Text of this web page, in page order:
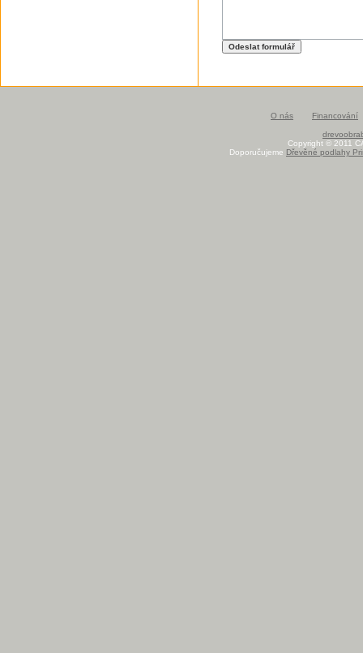
O nás Financování
Copyright © 2011
Doporučujeme Dřevěné podlahy